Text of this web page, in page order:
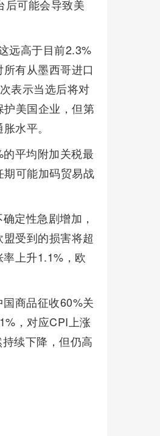
后可能会导致美
远高于目前2.3%
有从墨西哥进口
表示当选后将对
美国企业，但第
水平。
平均附加关税最
可能加码贸易战
定性急剧增加，
受到的损害将超
上升1.1%，欧
商品征收60%关
，对应CPI上涨
续下降，但仍高